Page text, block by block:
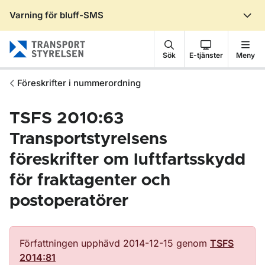
Varning för bluff-SMS
Sök E-tjänster Meny
Föreskrifter i nummerordning
TSFS 2010:63
Transportstyrelsens
föreskrifter om luftfartsskydd
för fraktagenter och
postoperatörer
Författningen upphävd 2014-12-15 genom TSFS
2014:81